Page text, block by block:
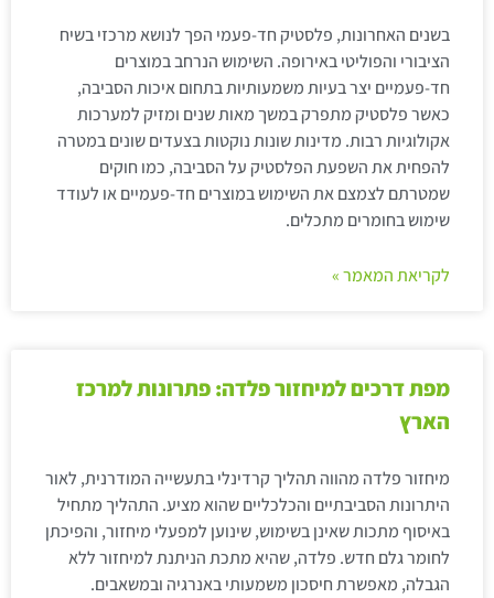
בשנים האחרונות, פלסטיק חד-פעמי הפך לנושא מרכזי בשיח
הציבורי והפוליטי באירופה. השימוש הנרחב במוצרים
חד-פעמיים יצר בעיות משמעותיות בתחום איכות הסביבה,
כאשר פלסטיק מתפרק במשך מאות שנים ומזיק למערכות
אקולוגיות רבות. מדינות שונות נוקטות בצעדים שונים במטרה
להפחית את השפעת הפלסטיק על הסביבה, כמו חוקים
שמטרתם לצמצם את השימוש במוצרים חד-פעמיים או לעודד
שימוש בחומרים מתכלים.
לקריאת המאמר »
מפת דרכים למיחזור פלדה: פתרונות למרכז
הארץ
מיחזור פלדה מהווה תהליך קרדינלי בתעשייה המודרנית, לאור
היתרונות הסביבתיים והכלכליים שהוא מציע. התהליך מתחיל
באיסוף מתכות שאינן בשימוש, שינוען למפעלי מיחזור, והפיכתן
לחומר גלם חדש. פלדה, שהיא מתכת הניתנת למיחזור ללא
הגבלה, מאפשרת חיסכון משמעותי באנרגיה ובמשאבים.